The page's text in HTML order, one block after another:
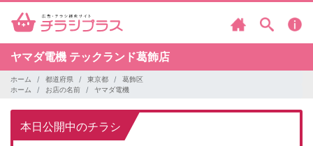
ヤマダ電機 テックランド葛飾店
ホーム 都道府県 東京都
葛飾区
ホーム
お店の名前 ヤマダ電機
本日公開中のチラシ